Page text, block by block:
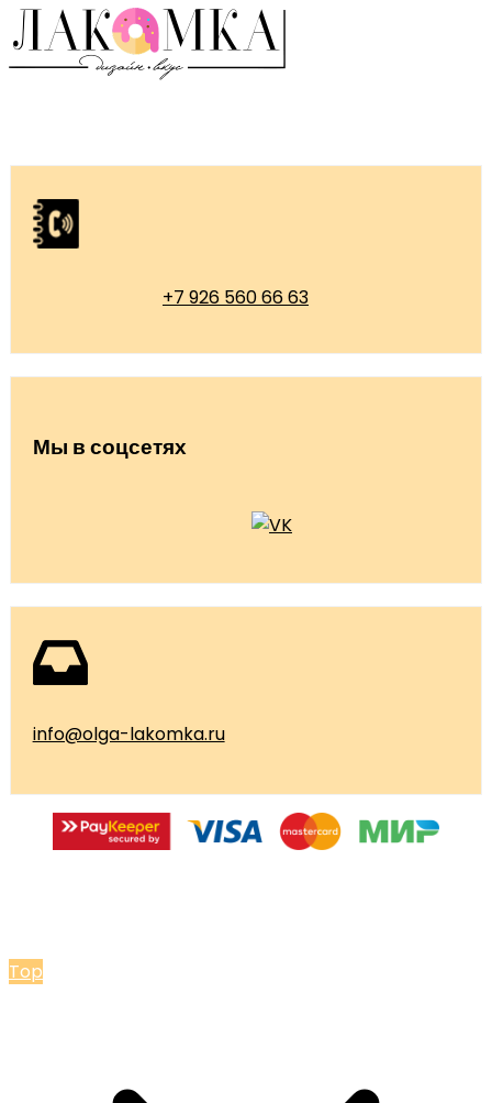
+7 926 560 66 63
Мы в соцсетях
info@olga-lakomka.ru
Top